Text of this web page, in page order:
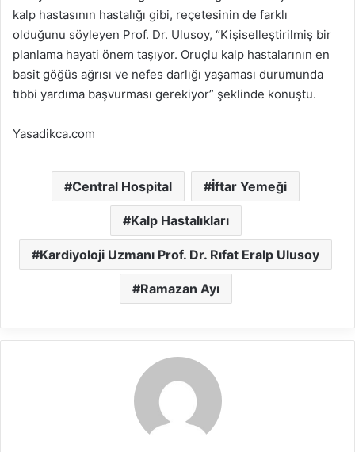
kalp hastasının hastalığı gibi, reçetesinin de farklı
olduğunu söyleyen Prof. Dr. Ulusoy, “Kişiselleştirilmiş bir
planlama hayati önem taşıyor. Oruçlu kalp hastalarının en
basit göğüs ağrısı ve nefes darlığı yaşaması durumunda
tıbbi yardıma başvurması gerekiyor” şeklinde konuştu.
Yasadikca.com
Central Hospital İftar Yemeği
Kalp Hastalıkları
Kardiyoloji Uzmanı Prof. Dr. Rıfat Eralp Ulusoy
Ramazan Ayı